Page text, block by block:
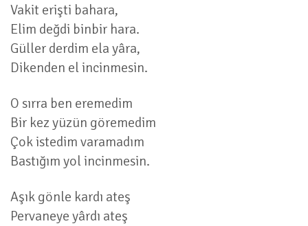
Vakit erişti bahara,
Elim değdi binbir hara.
Güller derdim ela yâra,
Dikenden el incinmesin.
O sırra ben eremedim
Bir kez yüzün göremedim
Çok istedim varamadım
Bastığım yol incinmesin.
Aşık gönle kardı ateş
Pervaneye yârdı ateş